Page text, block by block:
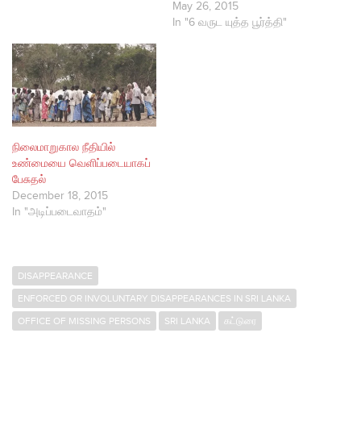
May 26, 2015
In "6 வருட யுத்த பூர்த்தி"
நிலைமாறுகால நீதியில்
உண்மையை வெளிப்படையாகப்
பேசுதல்
December 18, 2015
In "அடிப்படைவாதம்"
DISAPPEARANCE
ENFORCED OR INVOLUNTARY DISAPPEARANCES IN SRI LANKA
OFFICE OF MISSING PERSONS
SRI LANKA கட்டுரை